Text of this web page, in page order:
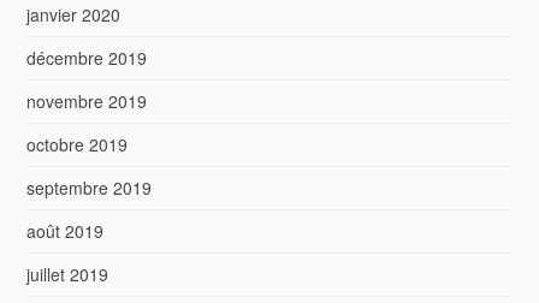
janvier 2020
décembre 2019
novembre 2019
octobre 2019
septembre 2019
août 2019
juillet 2019